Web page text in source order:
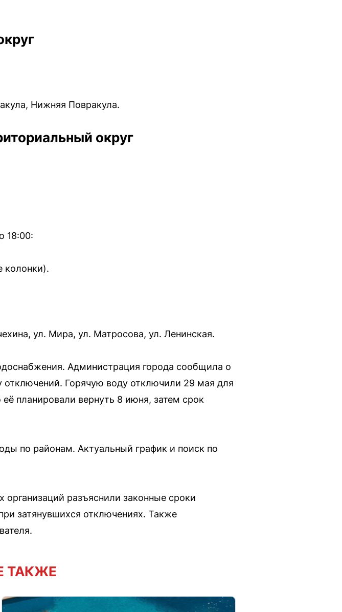
Нижняя Повракула.
округ
18:00:
колонки).
ул. Мира, ул. Матросова, ул. Ленинская.
Администрация города сообщила о
отключений. Горячую воду отключили 29 мая для
планировали вернуть 8 июня, затем срок
по районам. Актуальный график и поиск по
разъяснили законные сроки
затянувшихся отключениях. Также
ТАКЖЕ